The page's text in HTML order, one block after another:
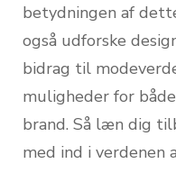
betydningen af
også udforske
bidrag til
muligheder for
brand. Så læn dig
med ind i verdenen